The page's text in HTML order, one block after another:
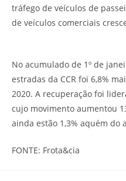
tráfego de veículos de
de veículos comerciais
No acumulado de 1º de
estradas da CCR foi 6,8%
2020. A recuperação foi
cujo movimento aumentou
ainda estão 1,3% aquém do
FONTE: Frota&cia